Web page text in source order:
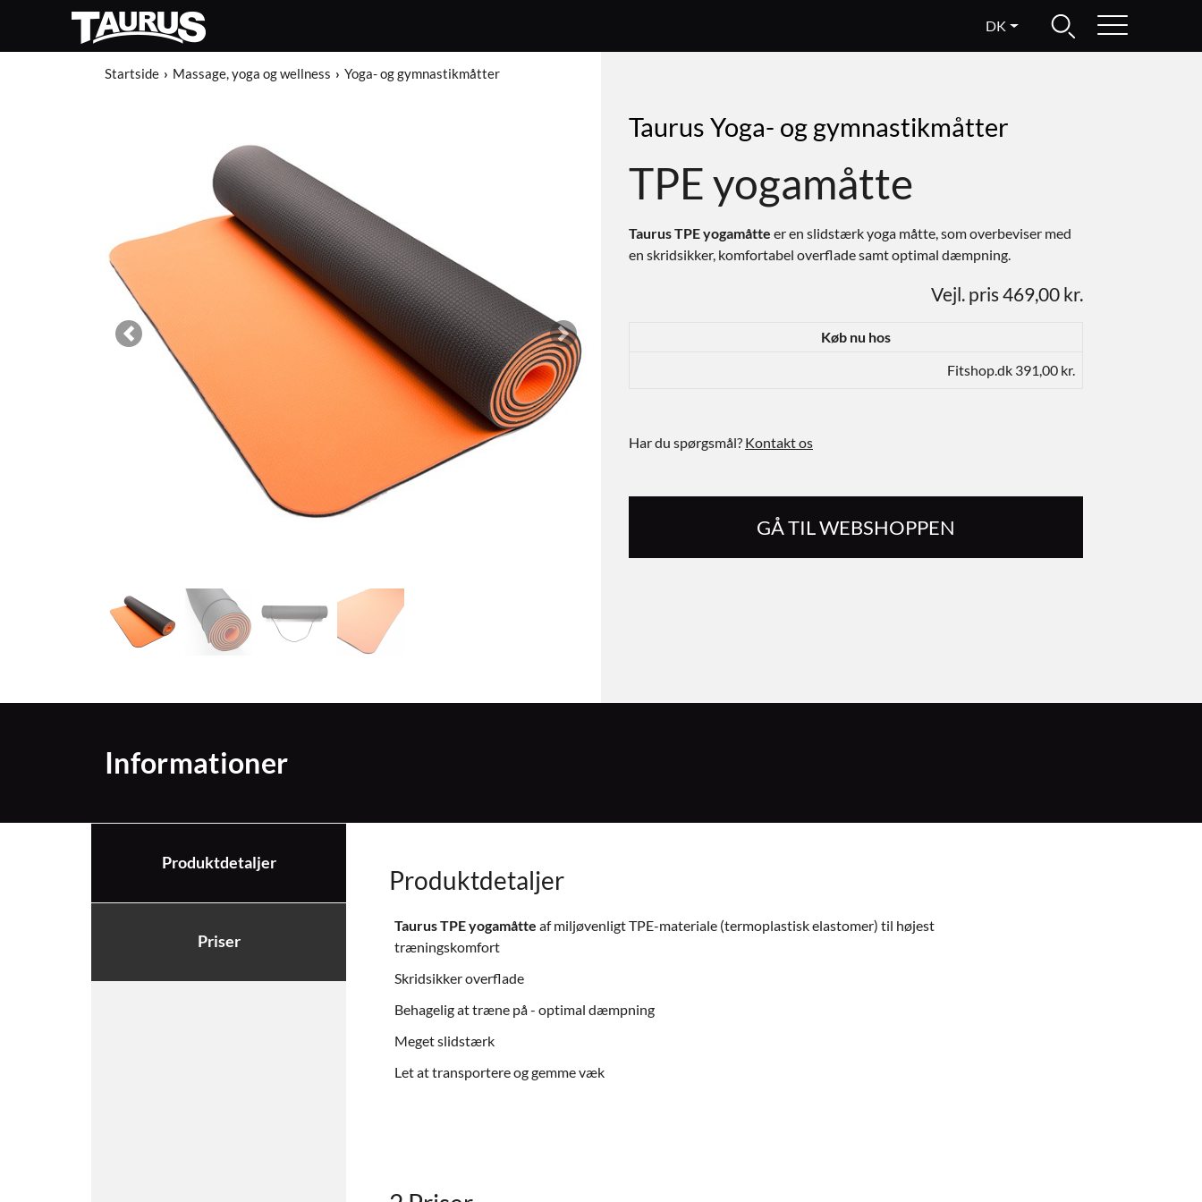
DK
Startside Massage, yoga og wellness Yoga- og gymnastikmåtter
Previous Next
Taurus Yoga- og gymnastikmåtter
TPE yogamåtte
Taurus TPE yogamåtte er en slidstærk yoga måtte, som overbeviser med
en skridsikker, komfortabel overflade samt optimal dæmpning.
Vejl. pris 469,00 kr.
Køb nu hos
Fitshop.dk 391,00 kr.
Har du spørgsmål? Kontakt os
GÅ TIL WEBSHOPPEN
Informationer
Produktdetaljer
Priser
Produktdetaljer
Taurus TPE yogamåtte af miljøvenligt TPE-materiale (termoplastisk elastomer) til højest
træningskomfort
Skridsikker overflade
Behagelig at træne på - optimal dæmpning
Meget slidstærk
Let at transportere og gemme væk